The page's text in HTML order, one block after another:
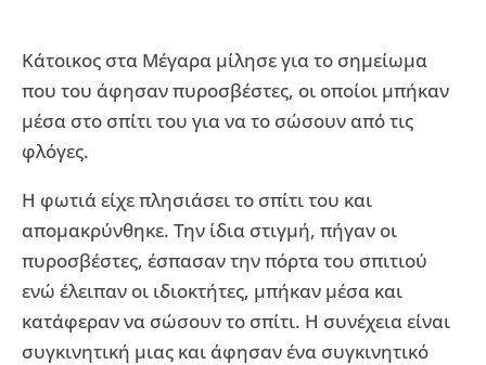
Κάτοικος στα Μέγαρα μίλησε για το σημείωμα
που του άφησαν πυροσβέστες, οι οποίοι μπήκαν
μέσα στο σπίτι του για να το σώσουν από τις
φλόγες.
Η φωτιά είχε πλησιάσει το σπίτι του και
απομακρύνθηκε. Την ίδια στιγμή, πήγαν οι
πυροσβέστες, έσπασαν την πόρτα του σπιτιού
ενώ έλειπαν οι ιδιοκτήτες, μπήκαν μέσα και
κατάφεραν να σώσουν το σπίτι. Η συνέχεια είναι
συγκινητική μιας και άφησαν ένα συγκινητικό